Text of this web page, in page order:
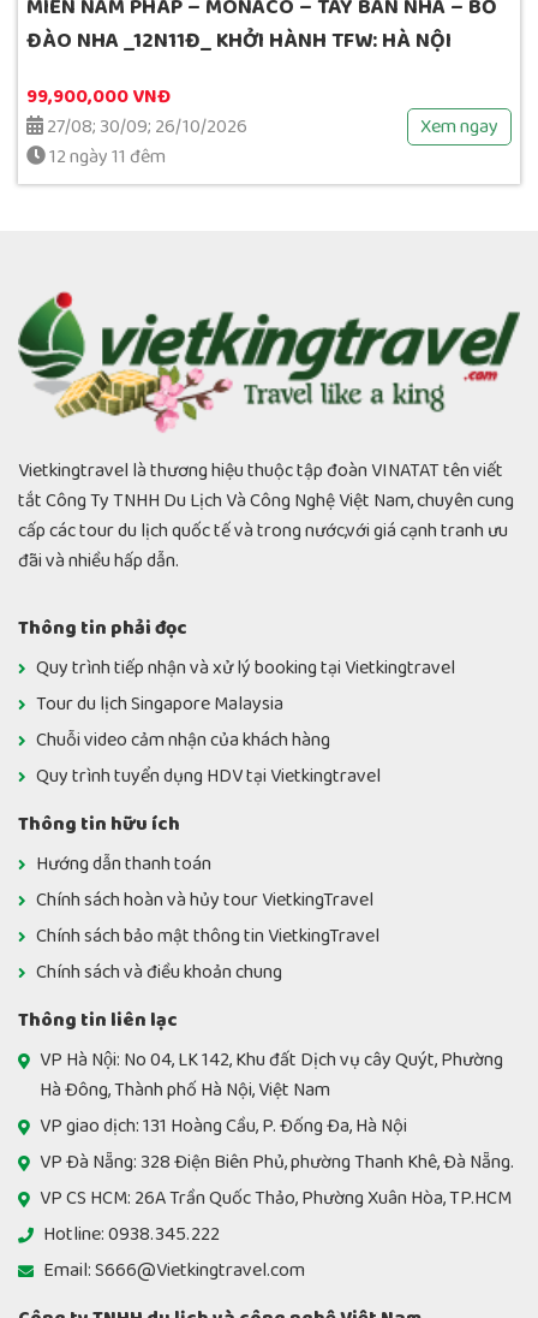
SỸ –
Xem ngay
Hàn Quốc: Nami Island – Trượt
World – Hái Trái Cây_ 5N4Đ_4 Sao
16,480,000 VNĐ
Vietkingtravel là thương hiệu thuộc tập đoàn VINATAT tên viết
tắt Công Ty TNHH Du Lịch Và Công Nghệ Việt Nam, chuyên cung
cấp các tour du lịch quốc tế và trong nước,với giá cạnh tranh ưu
đãi và nhiều hấp dẫn.
Thông tin phải đọc
Quy trình tiếp nhận và xử lý booking tại Vietkingtravel
Tour du lịch Singapore Malaysia
Chuỗi video cảm nhận của khách hàng
Quy trình tuyển dụng HDV tại Vietkingtravel
Thông tin hữu ích
Hướng dẫn thanh toán
Chính sách hoàn và hủy tour VietkingTravel
Chính sách bảo mật thông tin VietkingTravel
Chính sách và điều khoản chung
Thông tin liên lạc
VP Hà Nội: No 04, LK 142, Khu đất Dịch vụ cây Quýt, Phường
Hà Đông, Thành phố Hà Nội, Việt Nam
VP giao dịch: 131 Hoàng Cầu, P. Đống Đa, Hà Nội
VP Đà Nẵng: 328 Điện Biên Phủ, phường Thanh Khê, Đà Nẵng.
VP CS HCM: 26A Trần Quốc Thảo, Phường Xuân Hòa, TP.HCM
Hotline: 0938.345.222
Email: S666@Vietkingtravel.com